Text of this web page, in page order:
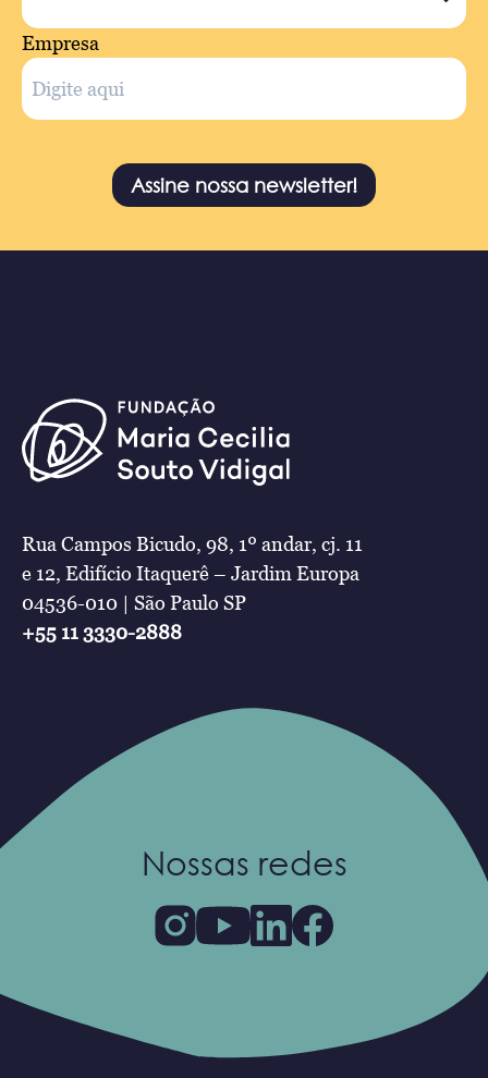
Empresa
Assine nossa newsletter!
Rua Campos Bicudo, 98, 1º andar, cj. 11
e 12, Edifício Itaquerê – Jardim Europa
04536-010 | São Paulo SP
+55 11 3330-2888
Nossas redes